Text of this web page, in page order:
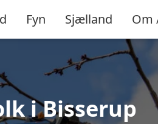
Fyn Sjælland Om
i Bisserup